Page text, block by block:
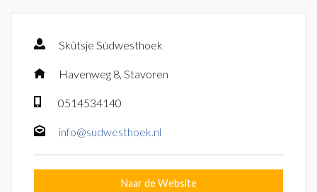
Skûtsje Súdwesthoek
Havenweg 8, Stavoren
0514534140
info@sudwesthoek.nl
Naar de Website